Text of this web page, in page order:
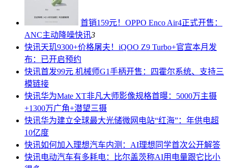
首销159元！OPPO Enco Air4正式开售：
ANC主动降噪快讯3
快讯天玑9300+价格屠夫！iQOO Z9 Turbo+官宣本月发
布：已开启预约
快讯首发99元 机械师G1手柄开售：四霍尔系统、支持三
模链接
快讯华为Mate XT非凡大师影像规格首曝：5000万主摄
+1300万广角+潜望三摄
快讯华为建立全球最大光储微网电站“红海”：年供电超
10亿度
快讯如何加入理想汽车内测：AI理想同学首次公开解答
快讯电动汽车有多耗电：比尔盖茨称AI用电量跟它比小